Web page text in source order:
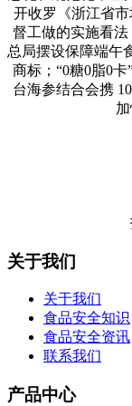
开收罗《浙江省
督工做的实施看法
总局摆设保障端午
商标；“0糖0脂0
台海参结合会携
关于我们
关于我们
食品安全知识
食品安全资讯
联系我们
产品中心